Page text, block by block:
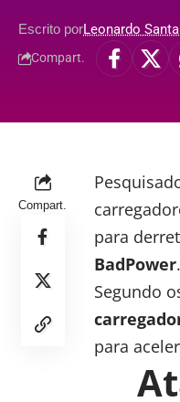
Escrito porLeonardo
Compart.
Compart.
para
BadPower.
Segundo
para